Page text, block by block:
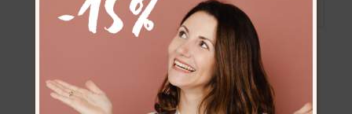
Mit deiner Anmeldung bestätigst du, dass du
Infomationen zu Produkten von Frau Hölle
erhalten möchtest und, dass die von dir